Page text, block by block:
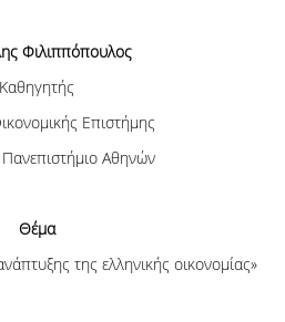
Φιλιππόπουλος
Καθηγητής
Επιστήμης
Αθηνών
Θέμα
της ελληνικής οικονομίας»